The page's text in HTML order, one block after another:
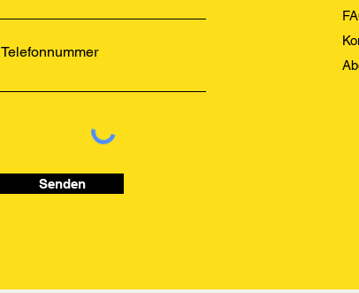
Telefonnummer
Senden